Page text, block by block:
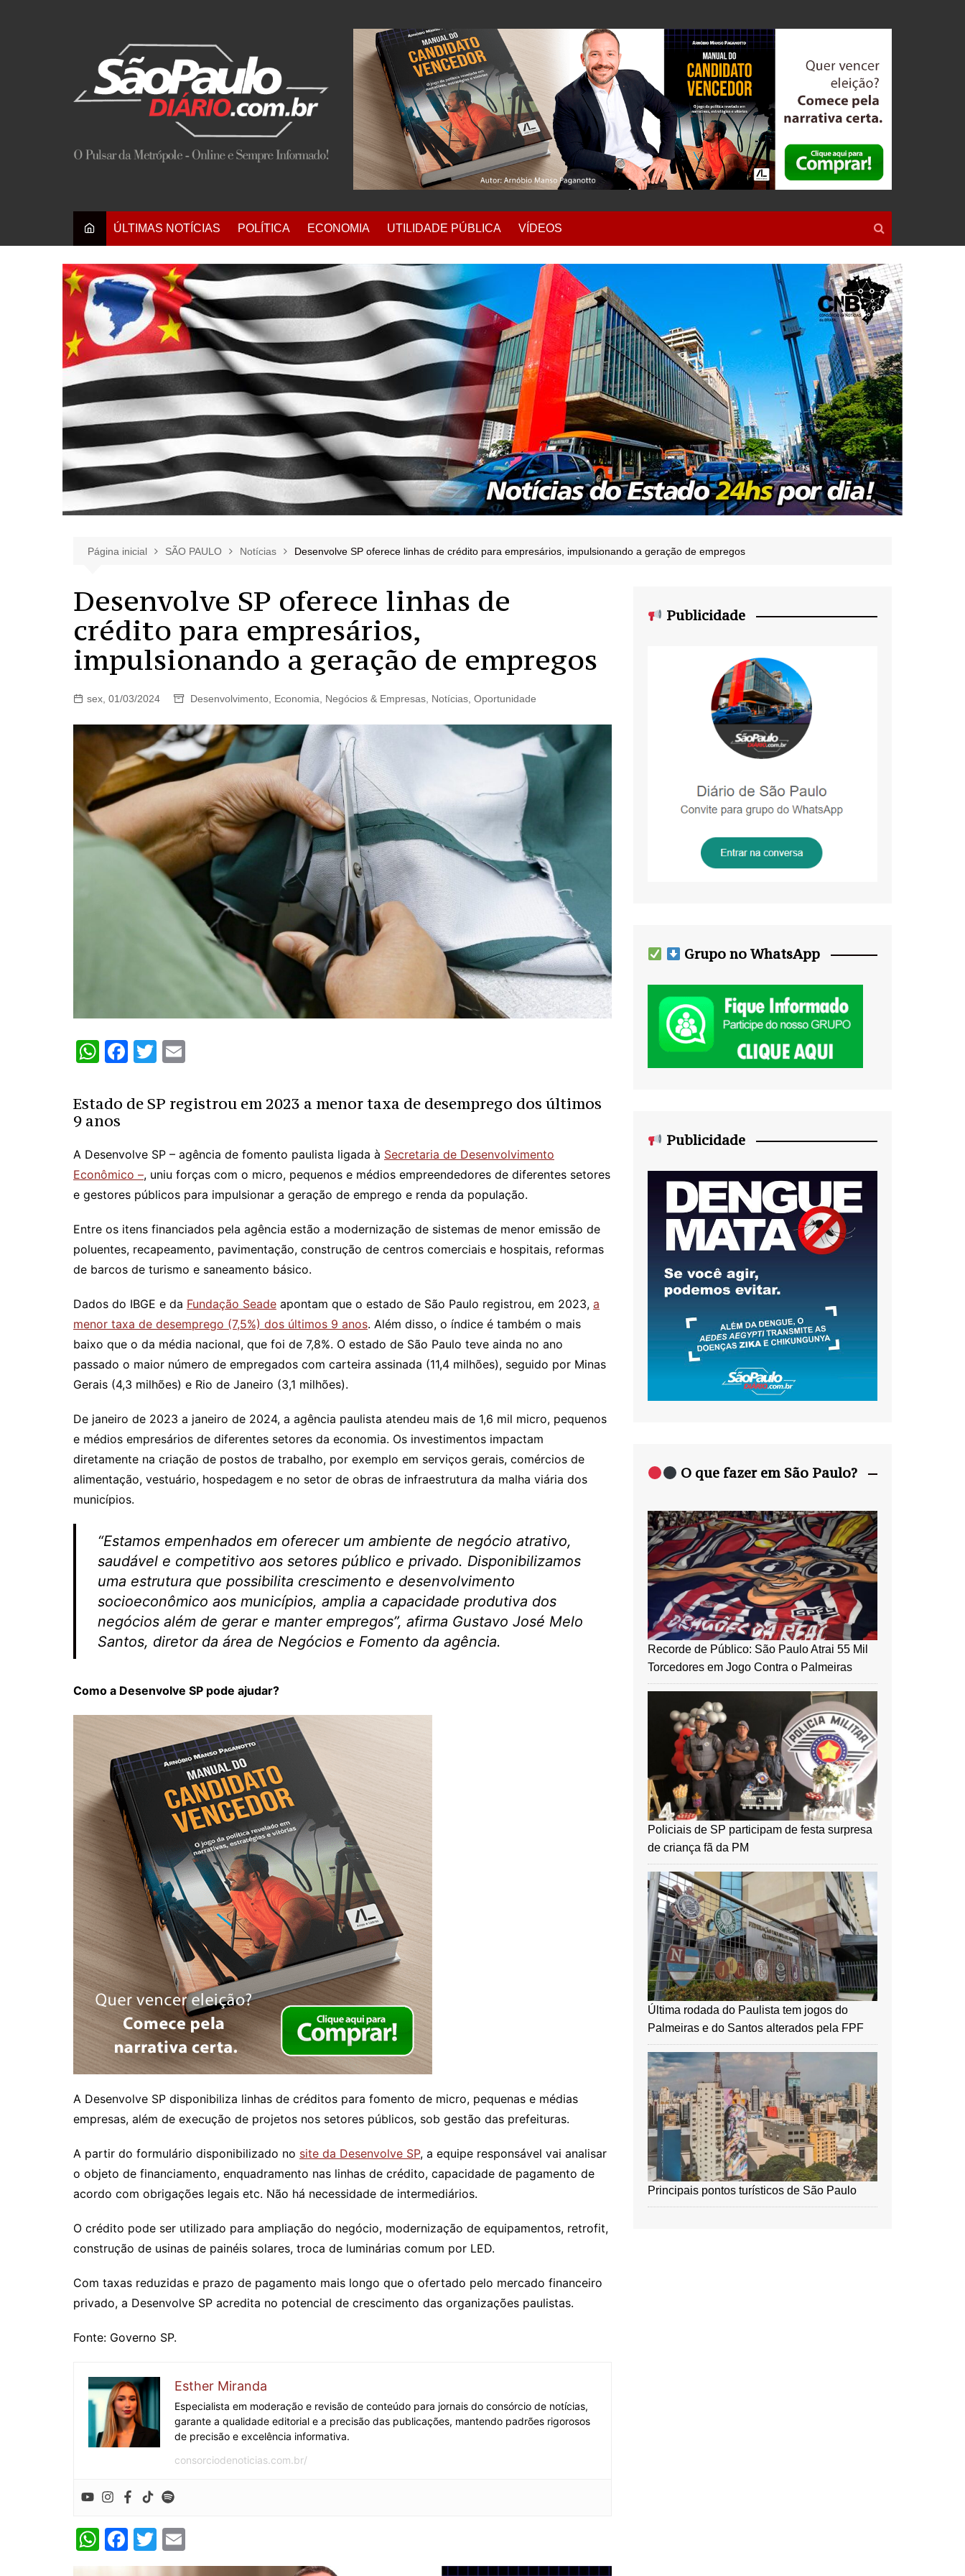
ÚLTIMAS NOTÍCIAS POLÍTICA ECONOMIA UTILIDADE PÚBLICA VÍDEOS
Página inicial SÃO PAULO Notícias Desenvolve SP oferece linhas de crédito para empresários, impulsionando a geração de empregos
Desenvolve SP oferece linhas de
crédito para empresários,
impulsionando a geração de empregos
sex, 01/03/2024 Desenvolvimento, Economia, Negócios & Empresas, Notícias, Oportunidade
W
at
s
p
p
F
c
b
o
o
T
itt ai
l
Estado de SP registrou em 2023 a menor taxa de desemprego dos últimos
9 anos
A Desenvolve SP – agência de fomento paulista ligada à Secretaria de Desenvolvimento
Econômico –, uniu forças com o micro, pequenos e médios empreendedores de diferentes setores
e gestores públicos para impulsionar a geração de emprego e renda da população.
Entre os itens financiados pela agência estão a modernização de sistemas de menor emissão de
poluentes, recapeamento, pavimentação, construção de centros comerciais e hospitais, reformas
de barcos de turismo e saneamento básico.
Dados do IBGE e da Fundação Seade apontam que o estado de São Paulo registrou, em 2023, a
menor taxa de desemprego (7,5%) dos últimos 9 anos. Além disso, o índice é também o mais
baixo que o da média nacional, que foi de 7,8%. O estado de São Paulo teve ainda no ano
passado o maior número de empregados com carteira assinada (11,4 milhões), seguido por Minas
Gerais (4,3 milhões) e Rio de Janeiro (3,1 milhões).
De janeiro de 2023 a janeiro de 2024, a agência paulista atendeu mais de 1,6 mil micro, pequenos
e médios empresários de diferentes setores da economia. Os investimentos impactam
diretamente na criação de postos de trabalho, por exemplo em serviços gerais, comércios de
alimentação, vestuário, hospedagem e no setor de obras de infraestrutura da malha viária dos
municípios.
“Estamos empenhados em oferecer um ambiente de negócio atrativo,
saudável e competitivo aos setores público e privado. Disponibilizamos
uma estrutura que possibilita crescimento e desenvolvimento
socioeconômico aos municípios, amplia a capacidade produtiva dos
negócios além de gerar e manter empregos”, afirma Gustavo José Melo
Santos, diretor da área de Negócios e Fomento da agência.
Como a Desenvolve SP pode ajudar?
A Desenvolve SP disponibiliza linhas de créditos para fomento de micro, pequenas e médias
empresas, além de execução de projetos nos setores públicos, sob gestão das prefeituras.
A partir do formulário disponibilizado no site da Desenvolve SP, a equipe responsável vai analisar
o objeto de financiamento, enquadramento nas linhas de crédito, capacidade de pagamento de
acordo com obrigações legais etc. Não há necessidade de intermediários.
O crédito pode ser utilizado para ampliação do negócio, modernização de equipamentos, retrofit,
construção de usinas de painéis solares, troca de luminárias comum por LED.
Com taxas reduzidas e prazo de pagamento mais longo que o ofertado pelo mercado financeiro
privado, a Desenvolve SP acredita no potencial de crescimento das organizações paulistas.
Fonte: Governo SP.
Esther Miranda
Especialista em moderação e revisão de conteúdo para jornais do consórcio de notícias,
garante a qualidade editorial e a precisão das publicações, mantendo padrões rigorosos
de precisão e excelência informativa.
consorciodenoticias.com.br/
W
h
F
a
T
w m
Publicidade
Grupo no WhatsApp
Publicidade
O que fazer em São Paulo?
Recorde de Público: São Paulo Atrai 55 Mil
Torcedores em Jogo Contra o Palmeiras
Policiais de SP participam de festa surpresa
de criança fã da PM
Última rodada do Paulista tem jogos do
Palmeiras e do Santos alterados pela FPF
Principais pontos turísticos de São Paulo